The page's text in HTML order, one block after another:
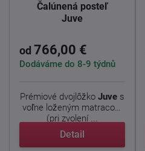
Čalúnená posteľ
Juve
od 766,00 €
Dodáváme do 8-9 týdnů
Prémiové dvojlôžko Juve s
voľne loženým matracom
(pri zvolení ...
Detail